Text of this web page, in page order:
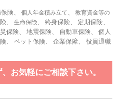
険、 個人年金積み立て
教育資金等の
、 生命保険 、 終身保険、 定期保険、
保険、 地震保険、 自動車保険、 個人
、 ペット保険、 企業保障
役員退職
お気軽にご相談下さい。